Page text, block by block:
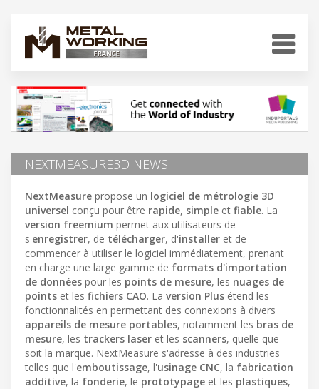
NEXTMEASURE3D NEWS
NextMeasure propose un logiciel de métrologie 3D
universel conçu pour être rapide, simple et fiable. La
version freemium permet aux utilisateurs de
s'enregistrer, de télécharger, d'installer et de
commencer à utiliser le logiciel immédiatement, prenant
en charge une large gamme de formats d'importation
de données pour les points de mesure, les nuages de
points et les fichiers CAO. La version Plus étend les
fonctionnalités en permettant des connexions à divers
appareils de mesure portables, notamment les bras de
mesure, les trackers laser et les scanners, quelle que
soit la marque. NextMeasure s'adresse à des industries
telles que l'emboutissage, l'usinage CNC, la fabrication
additive, la fonderie, le prototypage et les plastiques,